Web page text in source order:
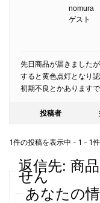
nomura
ゲスト
先日商品が届きました
すると黄色点灯となり
初期不良とかあります
投稿者
1件の投稿を表示中 - 1 - 1
返信先: 商
せん
あなたの